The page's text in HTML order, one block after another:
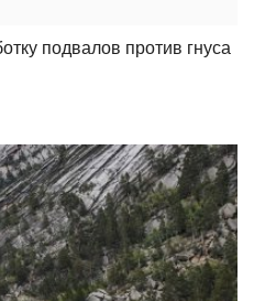
подвалов против гнуса